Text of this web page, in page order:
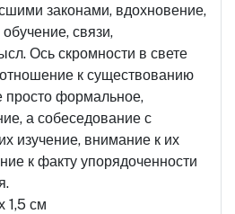
законами, вдохновение,
связи,
Ось скромности в свете
к существованию
просто формальное,
а собеседование с
изучение, внимание к их
к факту упорядоченности
1,5 см